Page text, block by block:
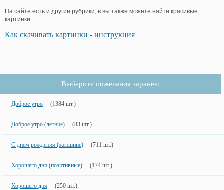
На сайте есть и другие рубрики, в вы также можете найти красивые
картинки.
Как скачивать картинки - инструкция
Выберите пожелания заранее:
Доброе утро (1384 шт.)
Доброе утро (летние) (83 шт.)
С днем рождения (женщине) (711 шт.)
Хорошего дня (позитивные) (174 шт.)
Хорошего дня (250 шт.)